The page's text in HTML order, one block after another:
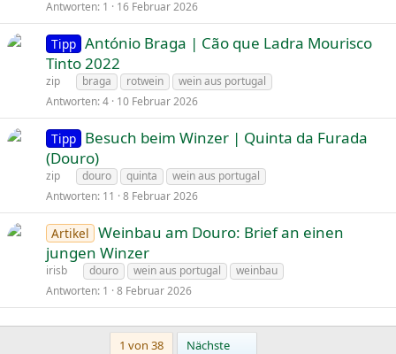
Antworten 1 16 Februar 2026
Tipp António Braga | Cão que Ladra Mourisco
Tinto 2022
zip braga rotwein
wein aus portugal
Antworten 4 10 Februar 2026
Tipp Besuch beim Winzer | Quinta da Furada
(Douro)
zip douro quinta
wein aus portugal
Antworten 11 8 Februar 2026
Artikel Weinbau am Douro: Brief an einen
jungen Winzer
irisb douro wein aus portugal
weinbau
Antworten 1 8 Februar 2026
1 von 38 Nächste